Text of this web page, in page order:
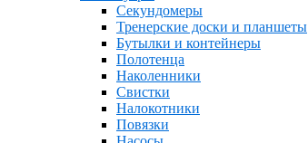
Секундомеры
Тренерские доски и планшеты
Бутылки и контейнеры
Полотенца
Наколенники
Свистки
Налокотники
Повязки